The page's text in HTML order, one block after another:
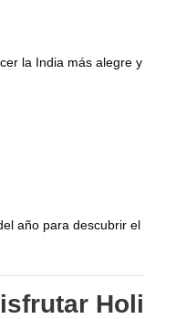
la India más alegre y
año para descubrir el
Holi